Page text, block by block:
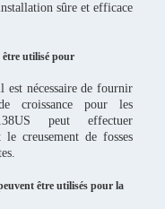
sûre et efficace
utilisé pour
est nécessaire de fournir
croissance pour les
peut effectuer
creusement de fosses
être utilisés pour la